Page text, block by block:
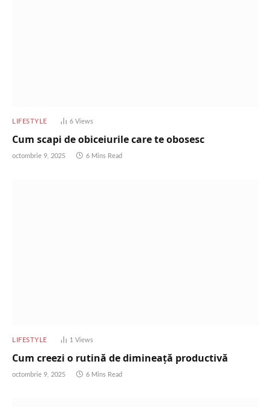
LIFESTYLE 6 Views
Cum scapi de obiceiurile care te obosesc
octombrie 9, 2025 6 Mins Read
LIFESTYLE 1 Views
Cum creezi o rutină de dimineață productivă
octombrie 9, 2025 6 Mins Read